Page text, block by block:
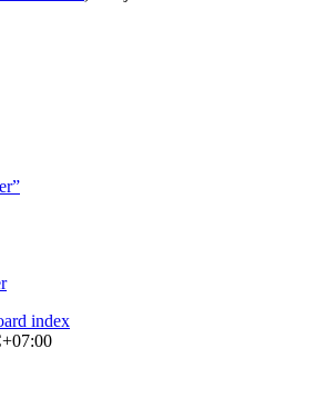
index